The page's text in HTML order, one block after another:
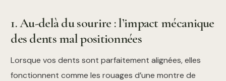
1. Au-delà du sourire : l’impact mécanique
des dents mal positionnées
Lorsque vos dents sont parfaitement alignées, elles
fonctionnent comme les rouages d’une montre de